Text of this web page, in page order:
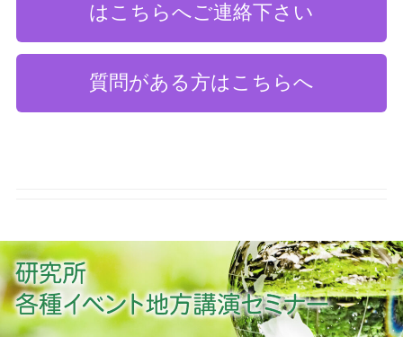
はこちらへご連絡下さい
質問がある方はこちらへ